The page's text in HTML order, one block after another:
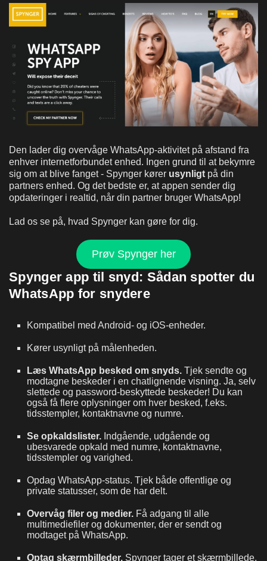
Den lader dig overvåge WhatsApp-aktivitet på afstand fra
enhver internetforbundet enhed. Ingen grund til at bekymre
sig om at blive fanget - Spynger kører usynligt på din
partners enhed. Og det bedste er, at appen sender dig
opdateringer i realtid, når din partner bruger WhatsApp!
Lad os se på, hvad Spynger kan gøre for dig.
Prøv Spynger her
Spynger app til snyd: Sådan spotter du
WhatsApp for snydere
Kompatibel med Android- og iOS-enheder.
Kører usynligt på målenheden.
Læs WhatsApp besked om snyds. Tjek sendte og
modtagne beskeder i en chatlignende visning. Ja, selv
slettede og password-beskyttede beskeder! Du kan
også få flere oplysninger om hver besked, f.eks.
tidsstempler, kontaktnavne og numre.
Se opkaldslister. Indgående, udgående og
ubesvarede opkald med numre, kontaktnavne,
tidsstempler og varighed.
Opdag WhatsApp-status. Tjek både offentlige og
private statusser, som de har delt.
Overvåg filer og medier. Få adgang til alle
multimediefiler og dokumenter, der er sendt og
modtaget på WhatsApp.
Optag skærmbilleder. Spynger tager et skærmbillede,